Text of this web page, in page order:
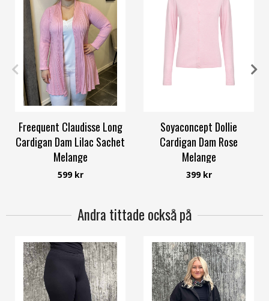
S M L
Freequent Claudisse Long
Cardigan Dam Lilac Sachet
Melange
Freequent
599 kr
Soyaconcept Dollie
Cardigan Dam Rose
Melange
Soyaconcept
399 kr
Andra tittade också på